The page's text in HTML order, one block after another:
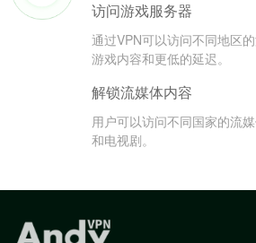
访问游戏服务器
通过VPN可以访问不同地区
游戏内容和更低的延迟。
解锁流媒体内容
用户可以访问不同国家的流
和电视剧。